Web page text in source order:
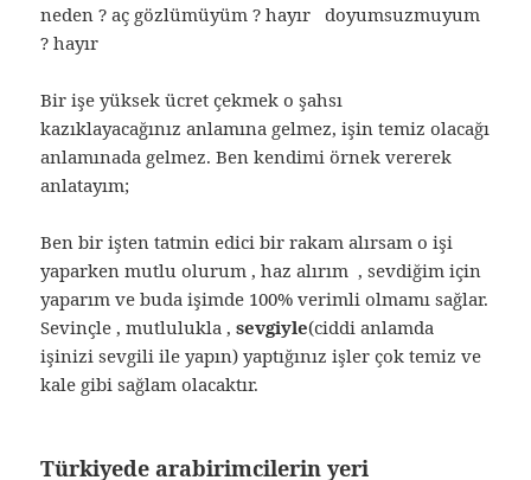
neden ? aç gözlümüyüm ? hayır doyumsuzmuyum
? hayır
Bir işe yüksek ücret çekmek o şahsı
kazıklayacağınız anlamına gelmez, işin temiz olacağı
anlamınada gelmez. Ben kendimi örnek vererek
anlatayım;
Ben bir işten tatmin edici bir rakam alırsam o işi
yaparken mutlu olurum , haz alırım , sevdiğim için
yaparım ve buda işimde 100% verimli olmamı sağlar.
Sevinçle , mutlulukla ,sevgiyle(ciddi anlamda
işinizi sevgili ile yapın) yaptığınız işler çok temiz ve
kale gibi sağlam olacaktır.
Türkiyede arabirimcilerin yeri